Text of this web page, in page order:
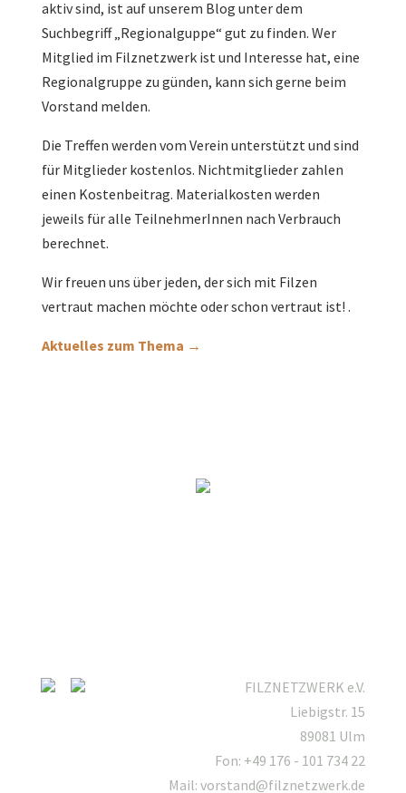
aktiv sind, ist auf unserem Blog unter dem
Suchbegriff „Regionalguppe“ gut zu finden. Wer
Mitglied im Filznetzwerk ist und Interesse hat, eine
Regionalgruppe zu günden, kann sich gerne beim
Vorstand melden.
Die Treffen werden vom Verein unterstützt und sind
für Mitglieder kostenlos. Nichtmitglieder zahlen
einen Kostenbeitrag. Materialkosten werden
jeweils für alle TeilnehmerInnen nach Verbrauch
berechnet.
Wir freuen uns über jeden, der sich mit Filzen
vertraut machen möchte oder schon vertraut ist! .
Aktuelles zum Thema →
FILZNETZWERK e.V.
Liebigstr. 15
89081 Ulm
Fon: +49 176 - 101 734 22
Mail: vorstand@filznetzwerk.de